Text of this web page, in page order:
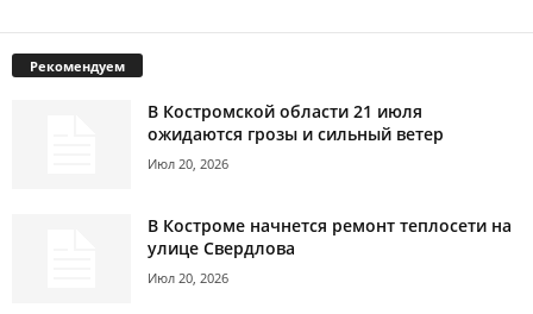
Рекомендуем
В Костромской области 21 июля
ожидаются грозы и сильный ветер
Июл 20, 2026
В Костроме начнется ремонт теплосети на
улице Свердлова
Июл 20, 2026